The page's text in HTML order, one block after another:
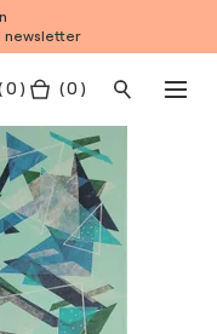
newsletter
0 ) ( 0 )